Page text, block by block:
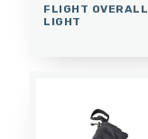
FLIGHT OVERALL
LIGHT